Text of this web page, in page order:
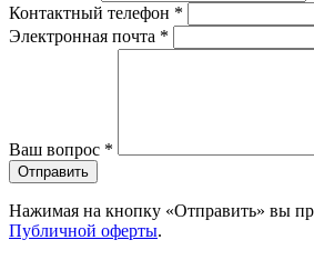
Контактный телефон *
Электронная почта *
Ваш вопрос *
Отправить
Нажимая на кнопку «Отправить» вы
Публичной оферты.